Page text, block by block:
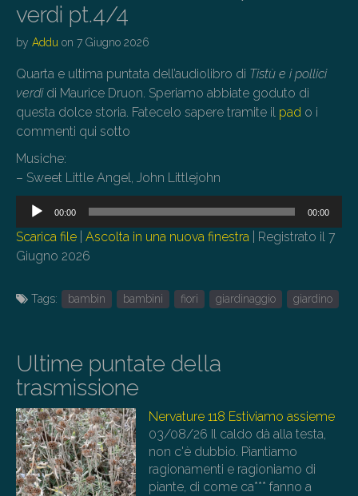
verdi pt.4/4
by Addu on 7 Giugno 2026
Quarta e ultima puntata dell’audiolibro di Tistù e i pollici
verdidi Maurice Druon. Speriamo abbiate goduto di
questa dolce storia. Fatecelo sapere tramite il pad o i
commenti qui sotto
Musiche:
– Sweet Little Angel, John Littlejohn
Audio
00:00 00:00
Scarica file Ascolta in una nuova finestra
Registrato il 7
Giugno 2026
Tags: bambin bambini fiori giardinaggio giardino
Ultime puntate della
trasmissione
Nervature 118 Estiviamo assieme
03/08/26 Il caldo dà alla testa,
non c'è dubbio. Piantiamo
ragionamenti e ragioniamo di
piante, di come ca*** fanno a